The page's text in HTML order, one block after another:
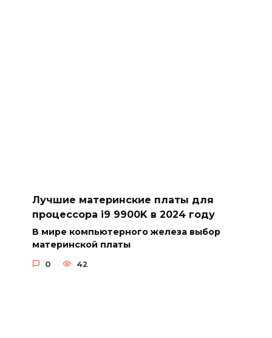
Лучшие материнские платы для
процессора i9 9900K в 2024 году
В мире компьютерного железа выбор
материнской платы
0 42